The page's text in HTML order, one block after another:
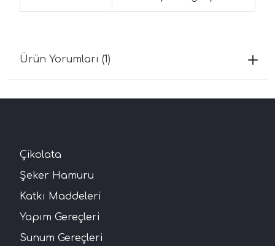
Ürün Yorumları (1)
Çikolata
Şeker Hamuru
Katkı Maddeleri
Yapım Gereçleri
Sunum Gereçleri